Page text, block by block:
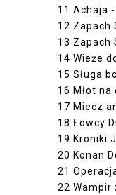
11 Achaja
12 Zapach
13 Zapach
14 Wieże
15 Sługa
16 Młot
17 Miecz
18 Łowcy
19 Kroniki
20 Konan
21
22 Wampir